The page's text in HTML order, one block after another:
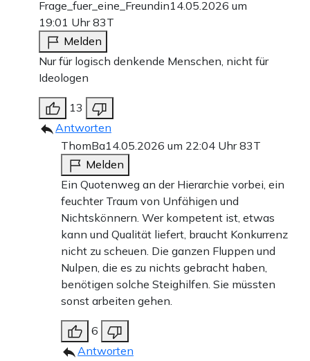
Frage_fuer_eine_Freundin14.05.2026 um
19:01 Uhr83T
Melden
Nur für logisch denkende Menschen, nicht für
Ideologen
13
Antworten
ThomBa14.05.2026 um 22:04 Uhr83T
Melden
Ein Quotenweg an der Hierarchie vorbei, ein
feuchter Traum von Unfähigen und
Nichtskönnern. Wer kompetent ist, etwas
kann und Qualität liefert, braucht Konkurrenz
nicht zu scheuen. Die ganzen Fluppen und
Nulpen, die es zu nichts gebracht haben,
benötigen solche Steighilfen. Sie müssten
sonst arbeiten gehen.
6
Antworten